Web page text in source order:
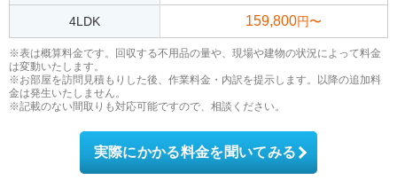
4LDK 159,800円〜
※表は概算料金です。回収する不用品の量や、現場や建物の状況によって料金
は変動いたします。
※お部屋を訪問見積もりした後、作業料金・内訳を提示します。以降の追加料
金は発生いたしません。
※記載のない間取りも対応可能ですので、相談ください。
実際にかかる料金を聞いてみる